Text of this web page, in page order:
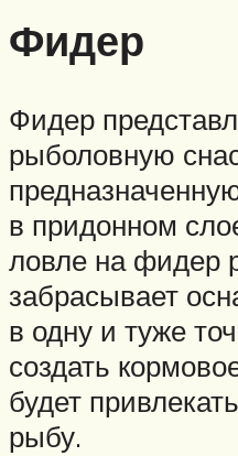
Фидер
Фидер
рыболовную
в придонном
ловле на фидер
забрасывает
в одну и туже
создать
будет
рыбу.